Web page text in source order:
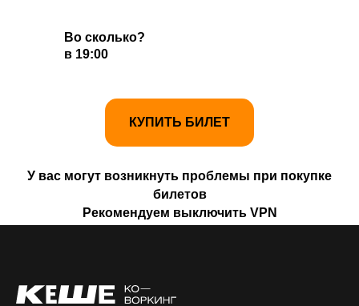
Во сколько?
в 19:00
КУПИТЬ БИЛЕТ
У вас могут возникнуть проблемы при покупке
билетов
Рекомендуем выключить VPN